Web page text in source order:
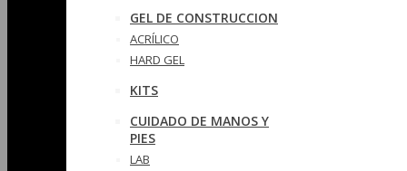
GEL DE CONSTRUCCION
ACRÍLICO
HARD GEL
KITS
CUIDADO DE MANOS Y
PIES
LAB